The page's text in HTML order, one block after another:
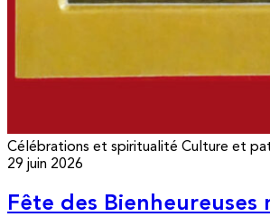
Célébrations et spiritualité Culture et
29 juin 2026
Fête des Bienheureuses